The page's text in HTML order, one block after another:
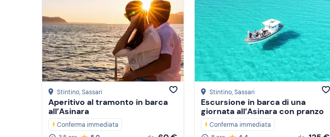
Stintino, Sassari
Aperitivo al tramonto in barca
all’Asinara
Conferma immediata
Stintino, Sassari
Escursione in barca di una
giornata all’Asinara con pranzo
Conferma immediata